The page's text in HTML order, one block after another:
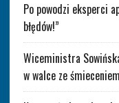
Po powodzi eksperci
błędów!”
Wiceministra
w walce ze śmieceniem